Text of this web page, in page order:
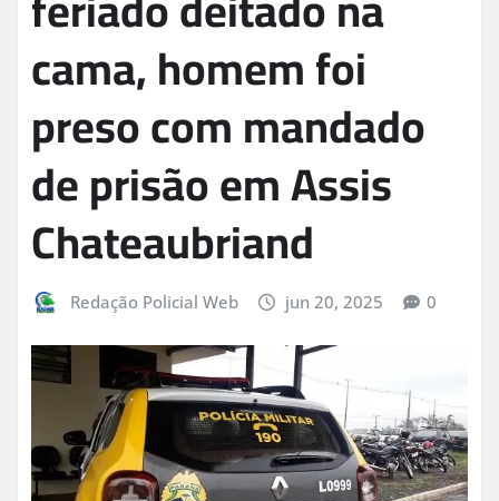
cama, homem foi
preso com mandado
de prisão em Assis
Chateaubriand
Redação Policial Web jun 20, 2025 0